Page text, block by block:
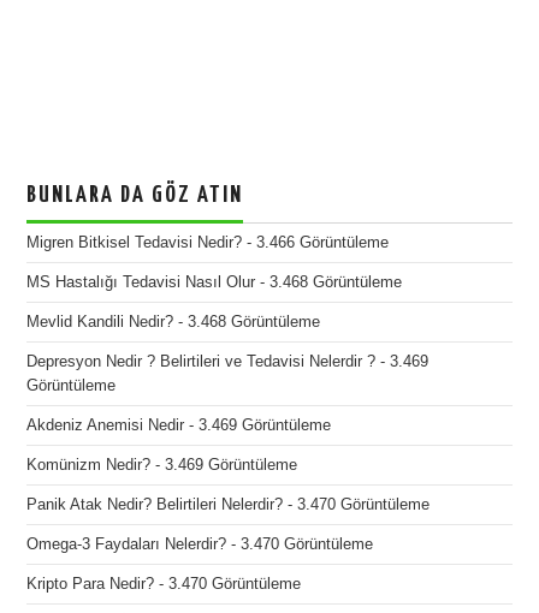
BUNLARA DA GÖZ ATIN
Migren Bitkisel Tedavisi Nedir? - 3.466 Görüntüleme
MS Hastalığı Tedavisi Nasıl Olur - 3.468 Görüntüleme
Mevlid Kandili Nedir? - 3.468 Görüntüleme
Depresyon Nedir ? Belirtileri ve Tedavisi Nelerdir ? - 3.469
Görüntüleme
Akdeniz Anemisi Nedir - 3.469 Görüntüleme
Komünizm Nedir? - 3.469 Görüntüleme
Panik Atak Nedir? Belirtileri Nelerdir? - 3.470 Görüntüleme
Omega-3 Faydaları Nelerdir? - 3.470 Görüntüleme
Kripto Para Nedir? - 3.470 Görüntüleme